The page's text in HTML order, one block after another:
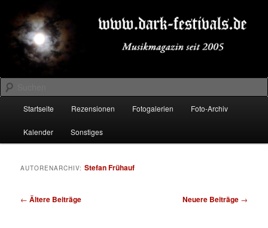
primären
Inhalt
springen
sekundären
Inhalt
springenDARK-FESTIVALS.DE
Suchen
Startseite Rezensionen Fotogalerien Foto-Archiv
Kalender Sonstiges
AUTORENARCHIV:Stefan Frühauf
Beitragsnavigation
← Ältere Beiträge Neuere Beiträge →